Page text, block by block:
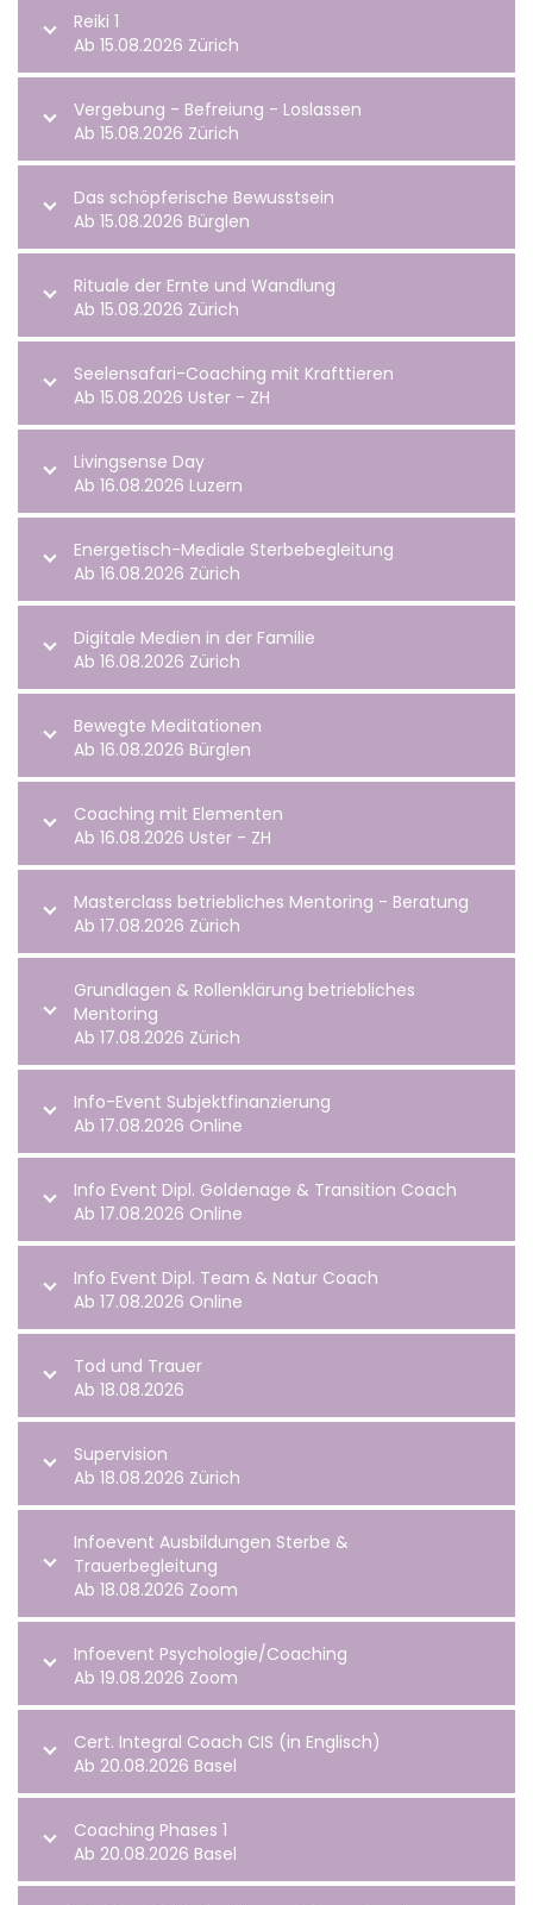
Reiki 1
Ab 15.08.2026 Zürich
Vergebung - Befreiung - Loslassen
Ab 15.08.2026 Zürich
Das schöpferische Bewusstsein
Ab 15.08.2026 Bürglen
Rituale der Ernte und Wandlung
Ab 15.08.2026 Zürich
Seelensafari-Coaching mit Krafttieren
Ab 15.08.2026 Uster - ZH
Livingsense Day
Ab 16.08.2026 Luzern
Energetisch-Mediale Sterbebegleitung
Ab 16.08.2026 Zürich
Digitale Medien in der Familie
Ab 16.08.2026 Zürich
Bewegte Meditationen
Ab 16.08.2026 Bürglen
Coaching mit Elementen
Ab 16.08.2026 Uster - ZH
Masterclass betriebliches Mentoring - Beratung
Ab 17.08.2026 Zürich
Grundlagen & Rollenklärung betriebliches
Mentoring
Ab 17.08.2026 Zürich
Info-Event Subjektfinanzierung
Ab 17.08.2026 Online
Info Event Dipl. Goldenage & Transition Coach
Ab 17.08.2026 Online
Info Event Dipl. Team & Natur Coach
Ab 17.08.2026 Online
Tod und Trauer
Ab 18.08.2026
Supervision
Ab 18.08.2026 Zürich
Infoevent Ausbildungen Sterbe &
Trauerbegleitung
Ab 18.08.2026 Zoom
Infoevent Psychologie/Coaching
Ab 19.08.2026 Zoom
Cert. Integral Coach CIS (in Englisch)
Ab 20.08.2026 Basel
Coaching Phases 1
Ab 20.08.2026 Basel